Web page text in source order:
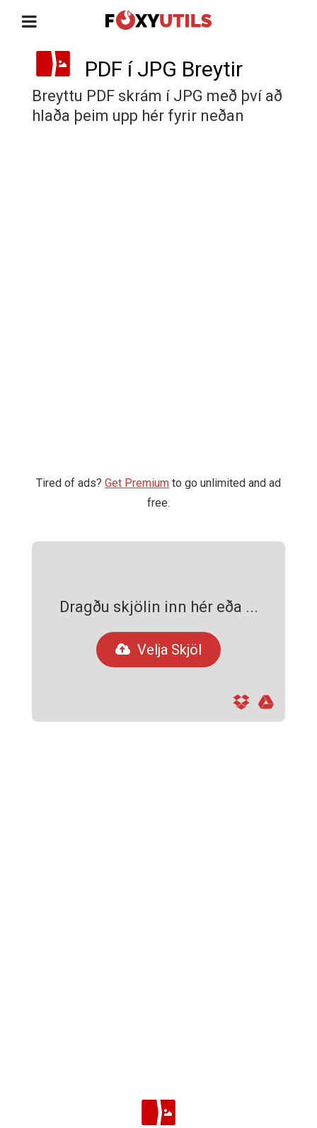
PDF í JPG Breytir
Breyttu PDF skrám í JPG með því að
hlaða þeim upp hér fyrir neðan
Tired of ads? Get Premium to go unlimited and ad
free.
Dragðu skjölin inn hér eða ...
Velja Skjöl